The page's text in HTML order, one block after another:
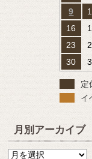
9
16
23
30
定
イ
月別アーカイブ
月